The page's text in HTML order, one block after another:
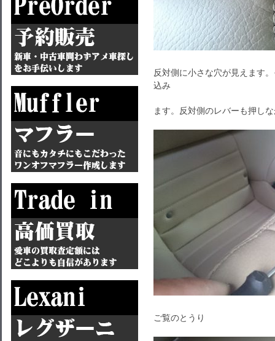
反対側に小さな穴が見えます
込み
ます。反対側のレバーも押し
ご覧のとうり